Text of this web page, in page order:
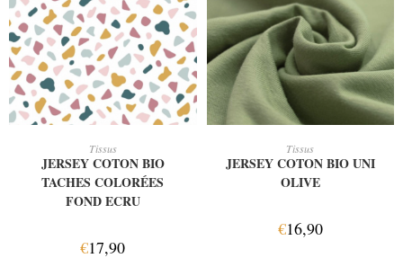
Tissus
JERSEY COTON BIO
TACHES COLORÉES
FOND ECRU
€17,90
Tissus
JERSEY COTON BIO UNI
OLIVE
€16,90